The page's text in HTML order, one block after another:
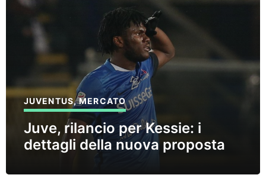
JUVENTUS,MERCATO
Juve, rilancio per Kessie: i
dettagli della nuova proposta